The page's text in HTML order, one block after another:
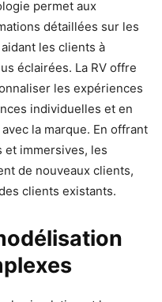
permet aux
détaillées sur les
les clients à
éclairées. La RV offre
les expériences
individuelles et en
la marque. En offrant
et immersives, les
de nouveaux clients,
clients existants.